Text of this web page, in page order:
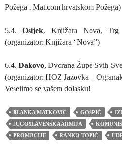
Požega i Maticom hrvatskom Požega)
5.4.Osijek, Knjižara Nova,
(organizator: Knjižara “Nova”)
6.4.Đakovo, Dvorana Župe Svih
(organizator: HOZ Jazovka –
Veselimo se vašem dolasku!
BLANKA MATKOVIĆ GOSPIĆ
JUGOSLAVENSKA ARMIJA
PROMOCIJE
RANKO TOPIĆ